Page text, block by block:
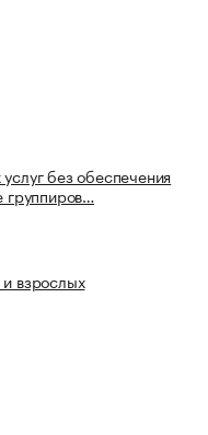
без обеспечения
группиров…
взрослых